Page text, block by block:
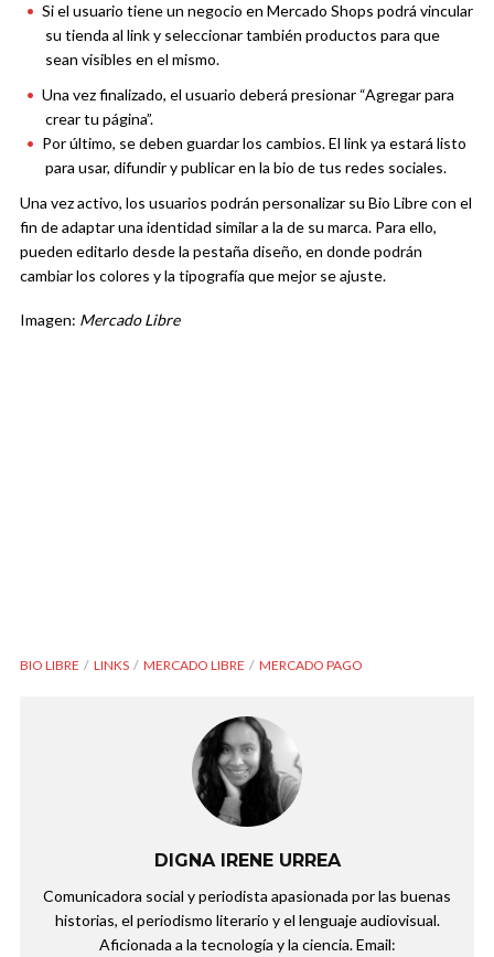
Si el usuario tiene un negocio en Mercado Shops podrá vincular
su tienda al link y seleccionar también productos para que
sean visibles en el mismo.
Una vez finalizado, el usuario deberá presionar “Agregar para
crear tu página”.
Por último, se deben guardar los cambios. El link ya estará listo
para usar, difundir y publicar en la bio de tus redes sociales.
Una vez activo, los usuarios podrán personalizar su Bio Libre con el
fin de adaptar una identidad similar a la de su marca. Para ello,
pueden editarlo desde la pestaña diseño, en donde podrán
cambiar los colores y la tipografía que mejor se ajuste.
Imagen: Mercado Libre
BIO LIBRE LINKS MERCADO LIBRE MERCADO PAGO
DIGNA IRENE URREA
Comunicadora social y periodista apasionada por las buenas
historias, el periodismo literario y el lenguaje audiovisual.
Aficionada a la tecnología y la ciencia. Email: